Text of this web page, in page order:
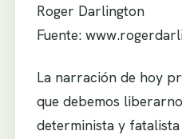
Roger Darlington
Fuente:
La narración de hoy
que debemos
determinista y